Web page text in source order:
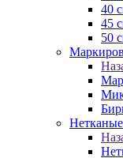
40
45
50